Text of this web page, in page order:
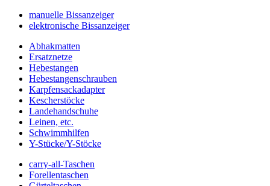
manuelle Bissanzeiger
elektronische Bissanzeiger
Abhakmatten
Ersatznetze
Hebestangen
Hebestangenschrauben
Karpfensackadapter
Kescherstöcke
Landehandschuhe
Leinen, etc.
Schwimmhilfen
Y-Stücke/Y-Stöcke
carry-all-Taschen
Forellentaschen